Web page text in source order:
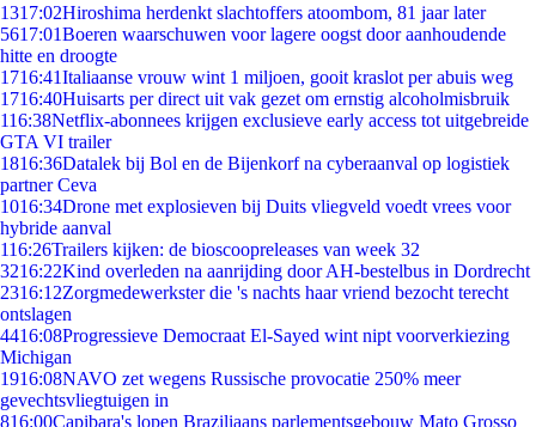
1317:02Hiroshima herdenkt slachtoffers atoombom, 81 jaar later
5617:01Boeren waarschuwen voor lagere oogst door aanhoudende
hitte en droogte
1716:41Italiaanse vrouw wint 1 miljoen, gooit kraslot per abuis weg
1716:40Huisarts per direct uit vak gezet om ernstig alcoholmisbruik
116:38Netflix-abonnees krijgen exclusieve early access tot uitgebreide
GTA VI trailer
1816:36Datalek bij Bol en de Bijenkorf na cyberaanval op logistiek
partner Ceva
1016:34Drone met explosieven bij Duits vliegveld voedt vrees voor
hybride aanval
116:26Trailers kijken: de bioscoopreleases van week 32
3216:22Kind overleden na aanrijding door AH-bestelbus in Dordrecht
2316:12Zorgmedewerkster die 's nachts haar vriend bezocht terecht
ontslagen
4416:08Progressieve Democraat El-Sayed wint nipt voorverkiezing
Michigan
1916:08NAVO zet wegens Russische provocatie 250% meer
gevechtsvliegtuigen in
816:00Capibara's lopen Braziliaans parlementsgebouw Mato Grosso